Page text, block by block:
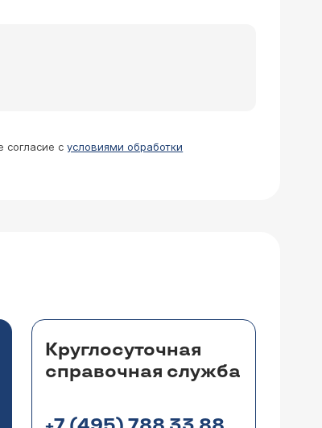
согласие сусловиями обработки
Круглосуточная
справочная служба